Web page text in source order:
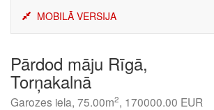
MOBILĀ VERSIJA
Pārdod māju Rīgā,
Torņakalnā
Garozes iela, 75.00m2, 170000.00 EUR